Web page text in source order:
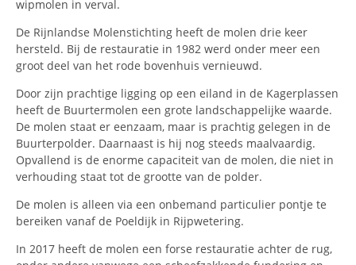
wipmolen in verval.
De Rijnlandse Molenstichting heeft de molen drie keer
hersteld. Bij de restauratie in 1982 werd onder meer een
groot deel van het rode bovenhuis vernieuwd.
Door zijn prachtige ligging op een eiland in de Kagerplassen
heeft de Buurtermolen een grote landschappelijke waarde.
De molen staat er eenzaam, maar is prachtig gelegen in de
Buurterpolder. Daarnaast is hij nog steeds maalvaardig.
Opvallend is de enorme capaciteit van de molen, die niet in
verhouding staat tot de grootte van de polder.
De molen is alleen via een onbemand particulier pontje te
bereiken vanaf de Poeldijk in Rijpwetering.
In 2017 heeft de molen een forse restauratie achter de rug,